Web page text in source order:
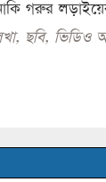
নাকি গরুর
ছবি, ভিডিও